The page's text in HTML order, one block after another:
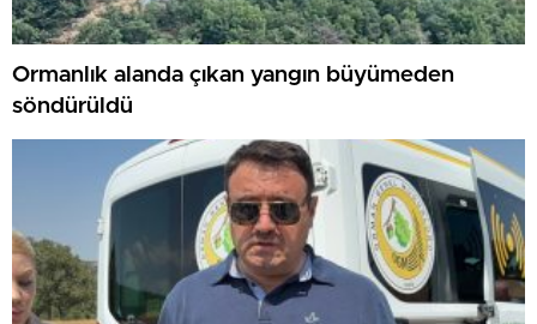
Ormanlık alanda çıkan yangın büyümeden
söndürüldü